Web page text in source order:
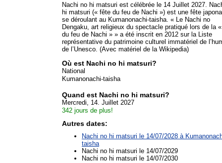
Nachi no hi matsuri est célébrée le 14 Juillet 2027.
hi matsuri (« fête du feu de Nachi ») est une fête
se déroulant au Kumanonachi-taisha. « Le Nachi no
Dengaku, art religieux du spectacle pratiqué lors de la
du feu de Nachi » » a été inscrit en 2012 sur la Liste
représentative du patrimoine culturel immatériel de
de l’Unesco. (Avec matériel de la Wikipedia)
Où est Nachi no hi matsuri?
National
Kumanonachi-taisha
Quand est Nachi no hi matsuri?
Mercredi, 14. Juillet 2027
342 jours de plus!
Autres dates:
Nachi no hi matsuri le 14/07/2028 à
taisha
Nachi no hi matsuri le 14/07/2029
Nachi no hi matsuri le 14/07/2030